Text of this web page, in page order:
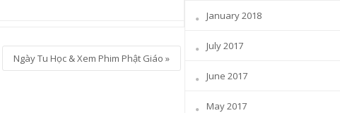
Ngày Tu Học & Xem Phim Phật Giáo »
January 2018
July 2017
June 2017
May 2017